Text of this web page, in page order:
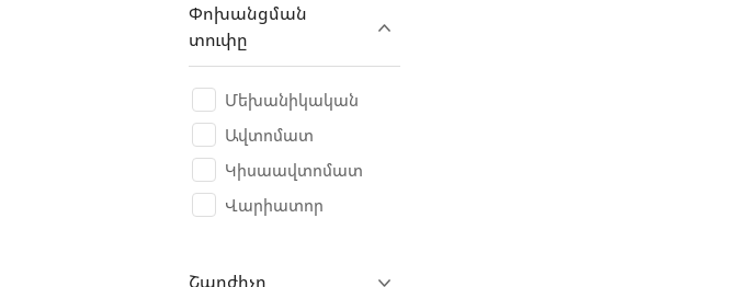
DS
DUCATI
Փոխանցման
տուփը
Մեխանիկական
Ավտոմատ
Կիսաավտոմատ
Վարիատոր
Շարժիչը